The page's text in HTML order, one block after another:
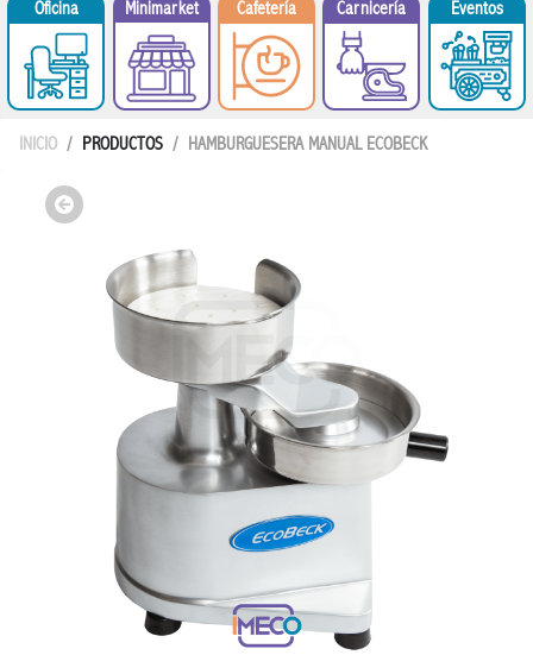
Oficina Minimarket Cafetería Carnicería Eventos
INICIO PRODUCTOS HAMBURGUESERA MANUAL ECOBECK